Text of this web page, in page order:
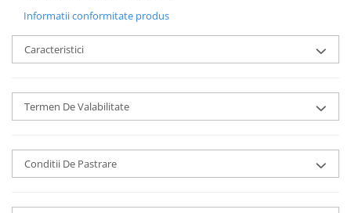
Informatii conformitate produs
Caracteristici
Termen De Valabilitate
Conditii De Pastrare